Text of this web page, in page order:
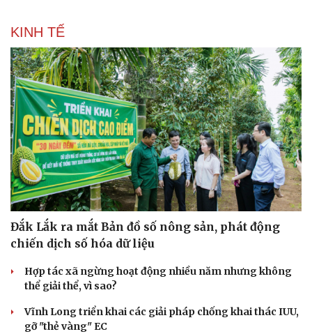
KINH TẾ
Đắk Lắk ra mắt Bản đồ số nông sản, phát động
chiến dịch số hóa dữ liệu
Hợp tác xã ngừng hoạt động nhiều năm nhưng không
thể giải thể, vì sao?
Vĩnh Long triển khai các giải pháp chống khai thác IUU,
gỡ "thẻ vàng" EC